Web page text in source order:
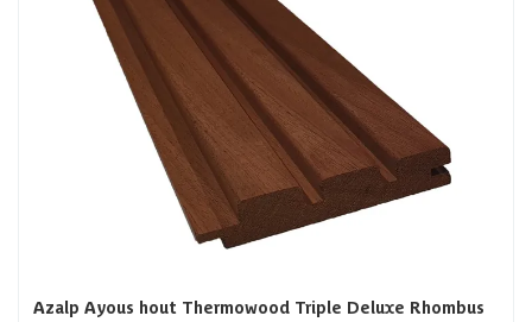
Azalp Ayous hout Thermowood Triple Deluxe Rhombus